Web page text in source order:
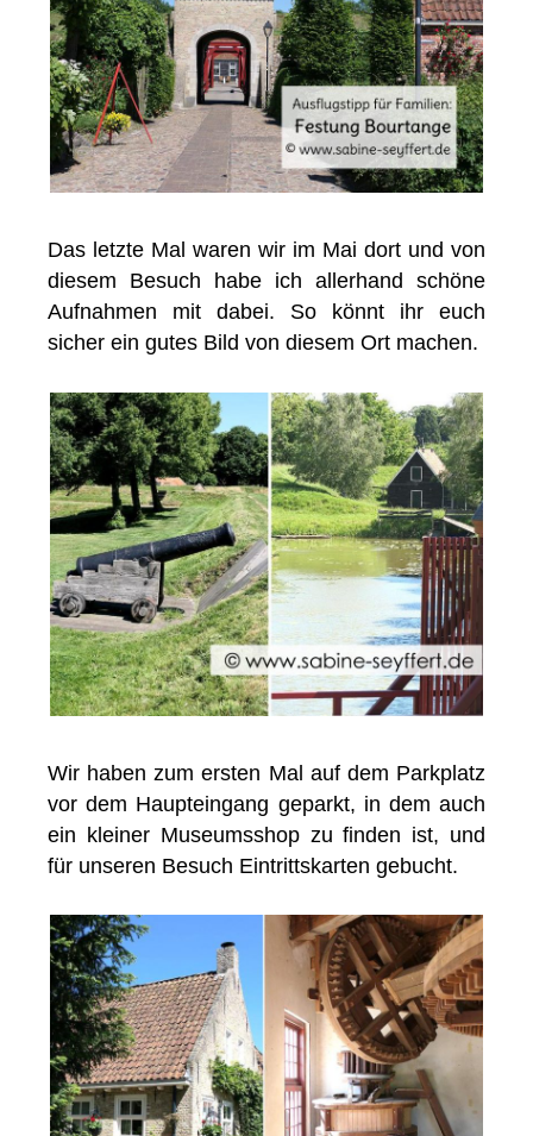
Das letzte Mal waren wir im Mai dort und von
diesem Besuch habe ich allerhand schöne
Aufnahmen mit dabei. So könnt ihr euch
sicher ein gutes Bild von diesem Ort machen.
Wir haben zum ersten Mal auf dem Parkplatz
vor dem Haupteingang geparkt, in dem auch
ein kleiner Museumsshop zu finden ist, und
für unseren Besuch Eintrittskarten gebucht.